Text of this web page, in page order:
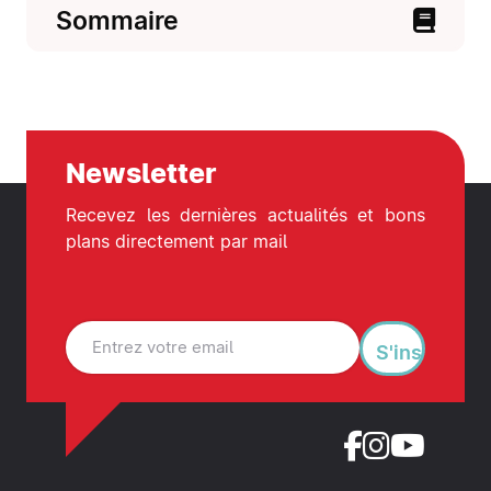
Sommaire
Newsletter
Recevez les dernières actualités et bons
plans directement par mail
S'inscrire